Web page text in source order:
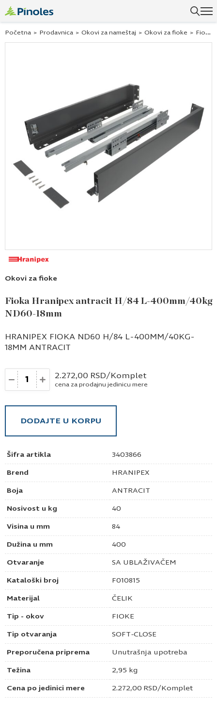
Početna > Prodavnica > Okovi za nameštaj > Okovi za fioke > Fioka Hranipex antracit H/84 L-400mm/40kg ND60-18mm
Okovi za fioke
Fioka Hranipex antracit H/84 L-400mm/40kg
ND60-18mm
Šifra artikla 3403866
Brend HRANIPEX
Boja ANTRACIT
Nosivost u kg 40
Visina u mm 84
Dužina u mm 400
Otvaranje SA UBLAŽIVAČEM
Kataloški broj F010815
Materijal ČELIK
Tip - okov FIOKE
Tip otvaranja SOFT-CLOSE
Preporučena priprema Unutrašnja upotreba
Težina 2,95 kg
Cena po jedinici mere 2.272,00 RSD/Komplet
HRANIPEX FIOKA ND60 H/84 L-400MM/40KG-
18MM ANTRACIT
Količina 2.272,00 RSD/Komplet
cena za prodajnu jedinicu mere
DODAJTE U KORPU